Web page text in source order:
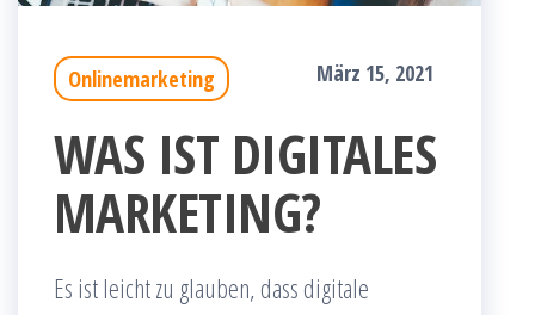
Onlinemarketing März 15, 2021
WAS IST DIGITALES
MARKETING?
Es ist leicht zu glauben, dass digitale